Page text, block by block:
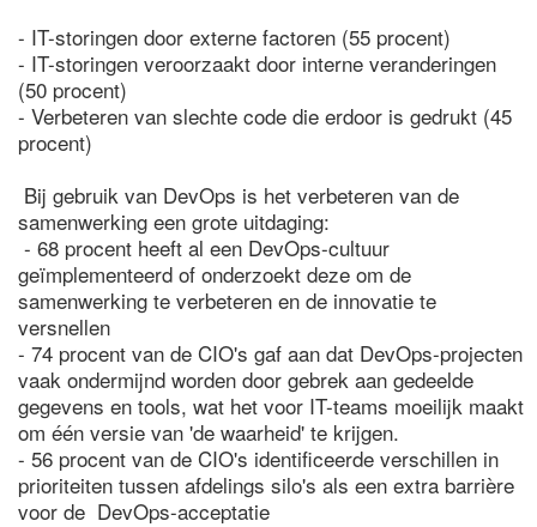
- IT-storingen door externe factoren (55 procent)
- IT-storingen veroorzaakt door interne veranderingen
(50 procent)
- Verbeteren van slechte code die erdoor is gedrukt (45
procent)
Bij gebruik van DevOps is het verbeteren van de
samenwerking een grote uitdaging:
- 68 procent heeft al een DevOps-cultuur
geïmplementeerd of onderzoekt deze om de
samenwerking te verbeteren en de innovatie te
versnellen
- 74 procent van de CIO's gaf aan dat DevOps-projecten
vaak ondermijnd worden door gebrek aan gedeelde
gegevens en tools, wat het voor IT-teams moeilijk maakt
om één versie van 'de waarheid' te krijgen.
- 56 procent van de CIO's identificeerde verschillen in
prioriteiten tussen afdelings silo's als een extra barrière
voor de DevOps-acceptatie